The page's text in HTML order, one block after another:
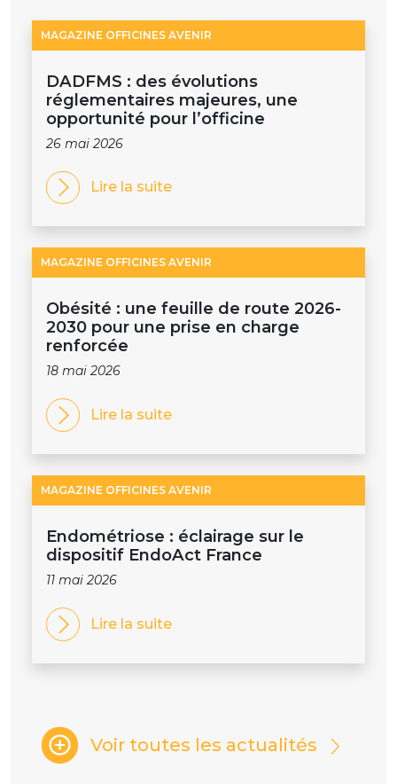
MAGAZINE OFFICINES AVENIR
DADFMS : des évolutions
réglementaires majeures, une
opportunité pour l’officine
26 mai 2026
Lire la suite
MAGAZINE OFFICINES AVENIR
Obésité : une feuille de route 2026-
2030 pour une prise en charge
renforcée
18 mai 2026
Lire la suite
MAGAZINE OFFICINES AVENIR
Endométriose : éclairage sur le
dispositif EndoAct France
11 mai 2026
Lire la suite
Voir toutes les actualités